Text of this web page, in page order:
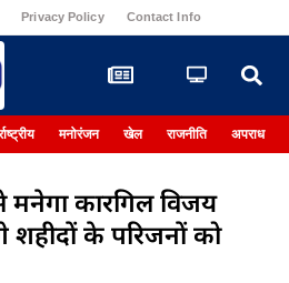
Privacy Policy Contact Info
मनोरंजन खेल राजनीति अपराध
कारगिल विजय
शहीदों के परिजनों को